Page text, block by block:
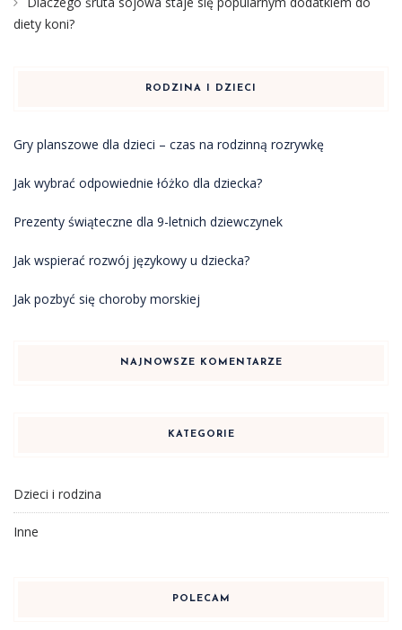
diety koni?
RODZINA I DZIECI
Gry planszowe dla dzieci – czas na rodzinną rozrywkę
Jak wybrać odpowiednie łóżko dla dziecka?
Prezenty świąteczne dla 9-letnich dziewczynek
Jak wspierać rozwój językowy u dziecka?
Jak pozbyć się choroby morskiej
NAJNOWSZE KOMENTARZE
KATEGORIE
Dzieci i rodzina
Inne
POLECAM